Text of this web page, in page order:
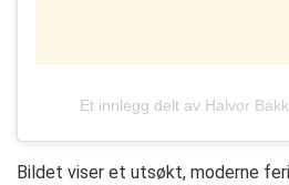
Et innlegg delt av Halvor
Bildet viser et utsøkt, moderne